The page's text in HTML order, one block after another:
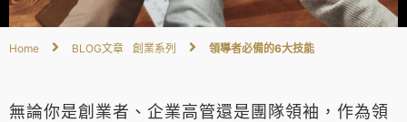
Home BLOG文章 創業系列 領導者必備的6大技能
無論你是創業者、企業高管還是團隊領袖，作為領